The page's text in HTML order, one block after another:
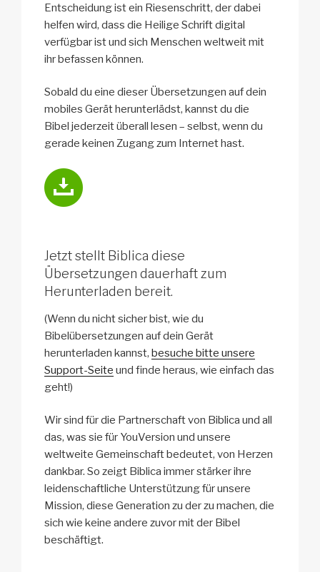
Entscheidung ist ein Rie­sen­schritt, der dabei
helfen wird, dass die Heilige Schrift digital
verfügbar ist und sich Menschen weltweit mit
ihr befassen können.
Sobald du eine dieser Übersetzungen auf dein
mobiles Gerät herunterlädst, kannst du die
Bibel jederzeit überall lesen – selbst, wenn du
gerade keinen Zugang zum Internet hast.
Jetzt stellt Biblica diese
Übersetzungen dauerhaft zum
Herunterladen bereit.
(Wenn du nicht sicher bist, wie du
Bibelübersetzungen auf dein Gerät
herunterladen kannst, besuche bitte unsere
Support-Seite und finde heraus, wie einfach das
geht!)
Wir sind für die Partnerschaft von Biblica und all
das, was sie für YouVersion und unsere
weltweite Gemeinschaft bedeutet, von Herzen
dankbar. So zeigt Biblica immer stärker ihre
leidenschaftliche Unterstützung für unsere
Mission, diese Generation zu der zu machen, die
sich wie keine andere zuvor mit der Bibel
beschäftigt.